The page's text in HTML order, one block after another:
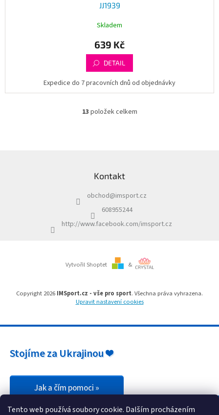
Tento web používá soubory cookie. Dalším procházením
JJ1939
Skladem
639 Kč
DETAIL
Expedice do 7 pracovních dnů od objednávky
O
c
í
p
r
v
y
13 položek celkem
Kontakt
obchod@imsport.cz
608955244
http://www.facebook.com/imsport.cz
Vytvořil Shoptet &
Copyright 2026 IMSport.cz - vše pro sport. Všechna práva vyhrazena.
Upravit nastavení cookies
Stojíme za Ukrajinou ❤️
Jak a čím pomoci »